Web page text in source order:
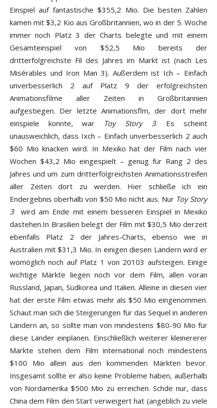
Einspiel auf fantastische $355,2 Mio. Die besten Zahlen
kamen mit $3,2 Kio aus Großbritannien, wo in der 5. Woche
immer noch Platz 3 der Charts belegte und mit einem
Gesamteinspiel von $52,5 Mio bereits der
dritterfolgreichste Fil des Jahres im Markt ist (nach Les
Misérables und Iron Man 3). Außerdem ist Ich – Einfach
unverbesserlich 2 auf Platz 9 der erfolgreichsten
Animationsfilme aller Zeiten in Großbritannien
aufgestiegen. Der letzte Animationsflm, der dort mehr
einspiele konnte, war Toy Story 3. Es scheint
unausweichlich, dass Ixch – Einfach unverbesserlich 2 auch
$60 Mio knacken wird. In Mexiko hat der Film nach vier
Wochen $43,2 Mio eingespielt – genug für Rang 2 des
Jahres und um zum dritterfolgreichsten Animationsstreifen
aller Zeiten dort zu werden. Hier schließe ich ein
Endergebnis oberhalb von $50 Mio nicht aus. Nur Toy Story
3
wird am Ende mit einem besseren Einspiel in Mexiko
dastehen.In Brasilien belegt der Film mit $30,5 Mio derzeit
ebenfalls Platz 2 der Jahres-Charts, ebenso wie in
Australien mit $31,3 Mio. In einigen diesen Ländern wird er
womöglich noch auf Platz 1 von 20103 aufsteigen. Einige
wichtige Märkte liegen noch vor dem Film, allen voran
Russland, Japan, Südkorea und Italien. Alleine in diesen vier
hat der erste Film etwas mehr als $50 Mio eingenommen.
Schaut man sich die Steigerungen für das Sequel in anderen
Ländern an, so sollte man von mindestens $80-90 Mio für
diese Länder einplanen. Einschließlich weiterer kleinererer
Märkte stehen dem Film international noch mindestens
$100 Mio allein aus den kommenden Märkten bevor.
Insgesamt sollte er also keine Probleme haben, außerhalb
von Nordamerika $500 Mio zu erreichen. Schde nur, dass
China dem Film den Start verweigert hat (angeblich zu viele